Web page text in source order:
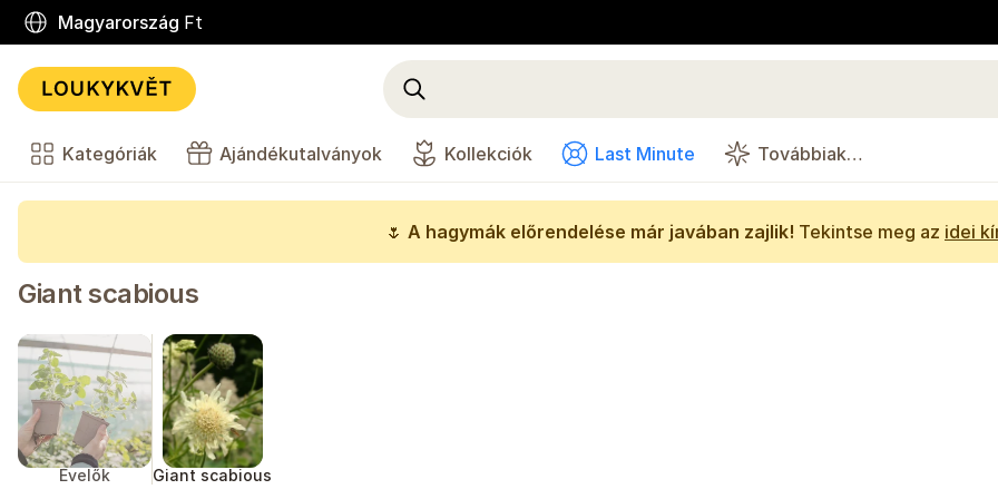
Magyarország Ft
Kategóriák Ajándékutalványok Kollekciók Last Minute Továbbiak…
🌷 A hagymák előrendelése már javában zajlik! Tekintse meg az idei
Giant scabious
Évelők Giant scabious